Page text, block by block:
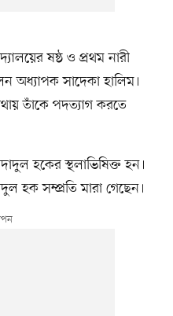
ষষ্ঠ ও প্রথম নারী
অধ্যাপক সাদেকা হালিম।
তাঁকে পদত্যাগ করতে
হকের স্থলাভিষিক্ত হন।
হক সম্প্রতি মারা গেছেন।